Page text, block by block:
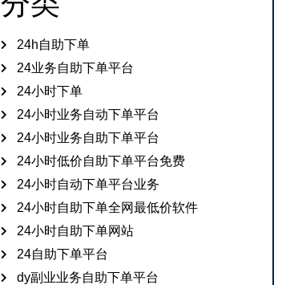
24h自助下单
24业务自助下单平台
24小时下单
24小时业务自动下单平台
24小时业务自助下单平台
24小时低价自助下单平台免费
24小时自动下单平台业务
24小时自助下单全网最低价软件
24小时自助下单网站
24自助下单平台
dy副业业务自助下单平台